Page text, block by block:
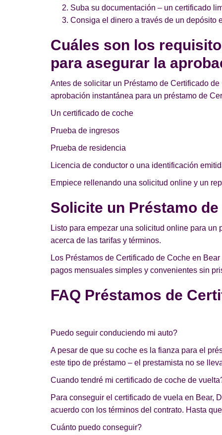
Suba su documentación – un certificado
Consiga el dinero a través de un depósito
Cuáles son los
para asegurar la
Antes de solicitar un Préstamo de Certificado
aprobación instantánea para un préstamo de
Un certificado de coche
Prueba de ingresos
Prueba de residencia
Licencia de conductor o una identificación
Empiece rellenando una solicitud online y un
Solicite un Préstamo
Listo para empezar una solicitud online para
acerca de las tarifas y términos.
Los Préstamos de Certificado de Coche en
pagos mensuales simples y convenientes sin
FAQ Préstamos de
Puedo seguir conduciendo mi auto?
A pesar de que su coche es la fianza para el
este tipo de préstamo – el prestamista no se
Cuando tendré mi certificado de coche de
Para conseguir el certificado de vuela en Bear,
acuerdo con los términos del contrato. Hasta
Cuánto puedo conseguir?